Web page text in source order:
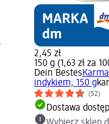
2,45 zł
150 g (1,63 zł za
Dein Bestes
indykiem, 150 g
(52)
Dostawa